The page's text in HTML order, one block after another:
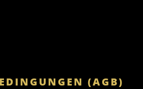
(AGB)